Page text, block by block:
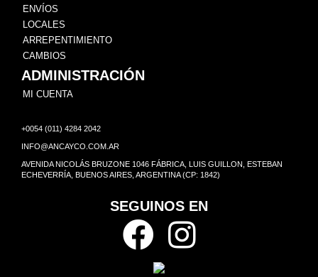
ENVÍOS
LOCALES
ARREPENTIMIENTO
CAMBIOS
ADMINISTRACIÓN
MI CUENTA
+0054 (011) 4284 2042
INFO@ANCAYCO.COM.AR
AVENIDA NICOLÁS BRUZONE 1046 FÁBRICA, LUIS GUILLON, ESTEBAN
ECHEVERRÍA, BUENOS AIRES, ARGENTINA (CP: 1842)
SEGUINOS EN